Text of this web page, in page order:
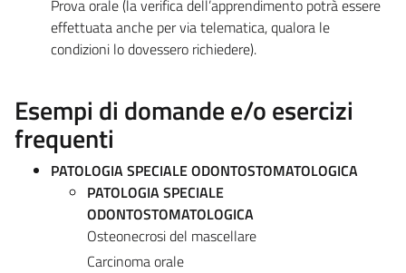
Prova orale (la verifica dell’apprendimento potrà essere
effettuata anche per via telematica, qualora le
condizioni lo dovessero richiedere).
Esempi di domande e/o esercizi
frequenti
PATOLOGIA SPECIALE ODONTOSTOMATOLOGICA
PATOLOGIA SPECIALE
ODONTOSTOMATOLOGICA
Osteonecrosi del mascellare
Carcinoma orale